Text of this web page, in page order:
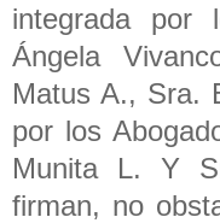
integrada por
Ángela
Matus A., Sra.
por los
Munita L. Y
firman, no